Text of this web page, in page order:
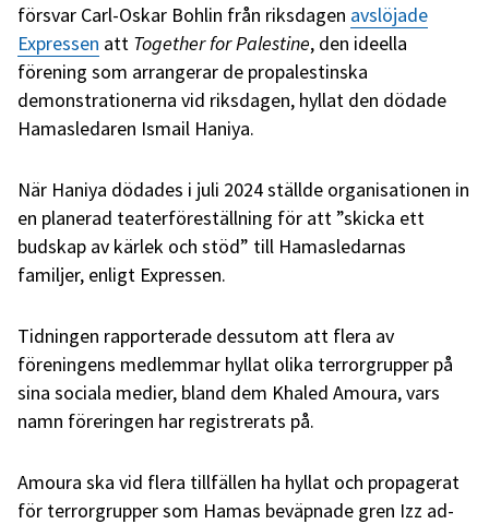
försvar Carl-Oskar Bohlin från riksdagen avslöjade
Expressen att Together for Palestine, den ideella
förening som arrangerar de propalestinska
demonstrationerna vid riksdagen, hyllat den dödade
Hamasledaren Ismail Haniya.
När Haniya dödades i juli 2024 ställde organisationen in
en planerad teaterföreställning för att ”skicka ett
budskap av kärlek och stöd” till Hamasledarnas
familjer, enligt Expressen.
Tidningen rapporterade dessutom att flera av
föreningens medlemmar hyllat olika terrorgrupper på
sina sociala medier, bland dem Khaled Amoura, vars
namn föreringen har registrerats på.
Amoura ska vid flera tillfällen ha hyllat och propagerat
för terrorgrupper som Hamas beväpnade gren Izz ad-